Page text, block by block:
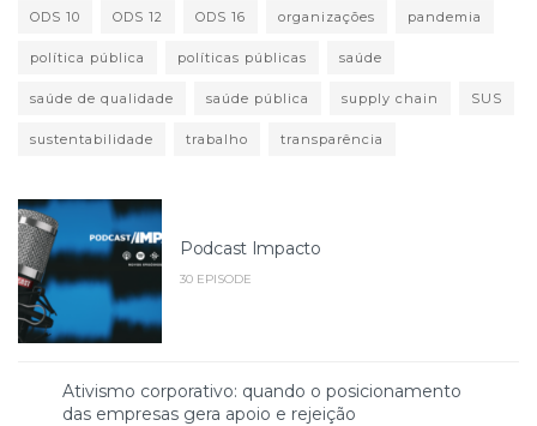
ODS 10 ODS 12 ODS 16 organizações pandemia
política pública políticas públicas saúde
saúde de qualidade saúde pública supply chain SUS
sustentabilidade trabalho transparência
Podcast Impacto
30 EPISODE
Ativismo corporativo: quando o posicionamento
das empresas gera apoio e rejeição